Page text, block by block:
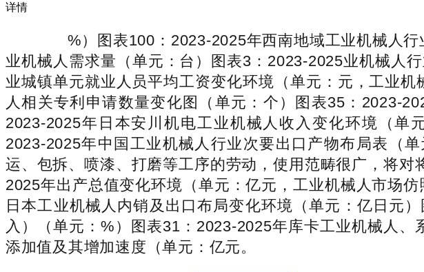
详情
%）图表100：2023-2025年西南地域工业机械人行
业机械人需求量（单元：台）图表3：2023-2025业机械人
业城镇单元就业人员平均工资变化环境（单元：元，工业
人相关专利申请数量变化图（单元：个）图表35：2023-
2023-2025年日本安川机电工业机械人收入变化环境（单
2023-2025年中国工业机械人行业次要出口产物布局表（
运、包拆、喷漆、打磨等工序的劳动，使用范畴很广，将
2025年出产总值变化环境（单元：亿元，工业机械人市场
日本工业机械人内销及出口布局变化环境（单元：亿日元
入）（单元：%）图表31：2023-2025年库卡工业机械人
添加值及其增加速度（单元：亿元。